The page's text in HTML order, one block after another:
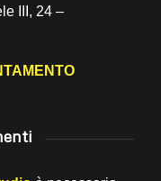
III, 24 –